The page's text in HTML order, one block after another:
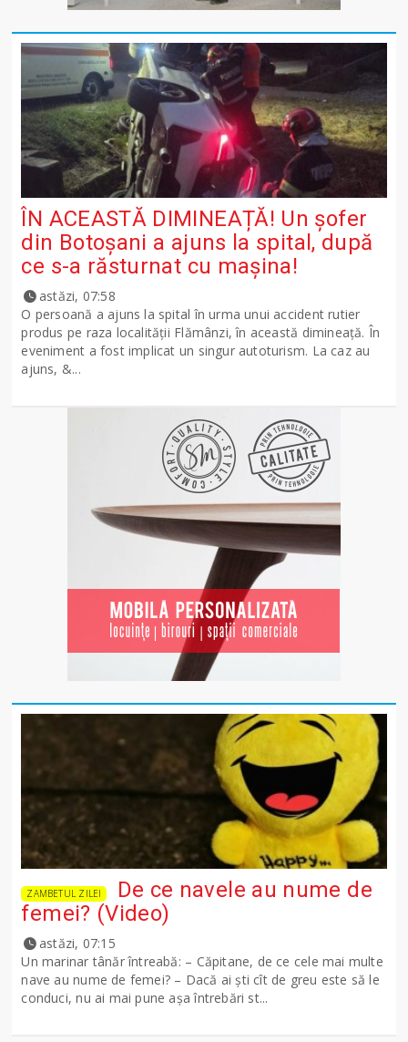
ÎN ACEASTĂ DIMINEAȚĂ! Un șofer
din Botoșani a ajuns la spital, după
ce s-a răsturnat cu mașina!
astăzi, 07:58
O persoană a ajuns la spital în urma unui accident rutier
produs pe raza localității Flămânzi, în această dimineață. În
eveniment a fost implicat un singur autoturism. La caz au
ajuns, &...
ZAMBETUL ZILEI
De ce navele au nume de
femei? (Video)
astăzi, 07:15
Un marinar tânăr întreabă: – Căpitane, de ce cele mai multe
nave au nume de femei? – Dacă ai şti cît de greu este să le
conduci, nu ai mai pune așa întrebări st...